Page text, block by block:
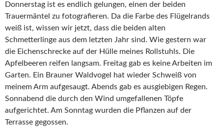
Donnerstag ist es endlich gelungen, einen der beiden
Trauermäntel zu fotografieren. Da die Farbe des Flügelrands
weiß ist, wissen wir jetzt, dass die beiden alten
Schmetterlinge aus dem letzten Jahr sind. Wie gestern war
die Eichenschrecke auf der Hülle meines Rollstuhls. Die
Apfelbeeren reifen langsam. Freitag gab es keine Arbeiten im
Garten. Ein Brauner Waldvogel hat wieder Schweiß von
meinem Arm aufgesaugt. Abends gab es ausgiebigen Regen.
Sonnabend die durch den Wind umgefallenen Töpfe
aufgerichtet. Am Sonntag wurden die Pflanzen auf der
Terrasse gegossen.